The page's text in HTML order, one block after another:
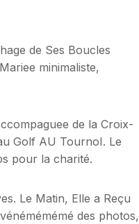
de Ses Boucles
minimaliste,
de la Croix-
Golf AU TournoI. Le
pour la charité.
Le Matin, Elle a Reçu
des photos,